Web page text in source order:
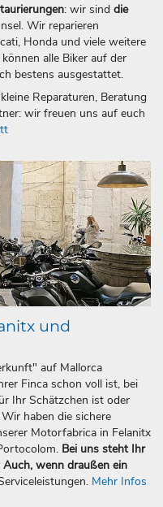
: wir sind die
Wir reparieren
Honda und viele weitere
alle Biker auf der
bestens ausgestattet.
Reparaturen, Beratung
wir freuen uns auf euch
und
auf Mallorca
Finca schon voll ist, bei
Ihr Schätzchen ist oder
haben die sichere
Motorfabrica in Felanitx
Bei uns steht Ihr
wenn draußen ein
Mehr Infos